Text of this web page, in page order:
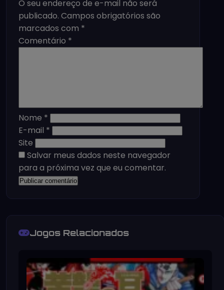
O seu endereço de e-mail não será
publicado. Campos obrigatórios são
marcados com *
Comentário *
Nome *
E-mail *
Site
Salvar meus dados neste navegador
para a próxima vez que eu comentar.
Jogos Relacionados